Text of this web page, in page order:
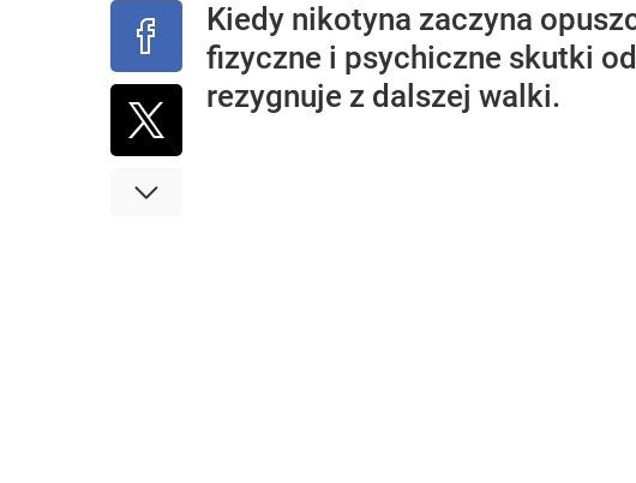
Kiedy nikotyna zaczyna
fizyczne i psychiczne skutki
rezygnuje z dalszej walki.